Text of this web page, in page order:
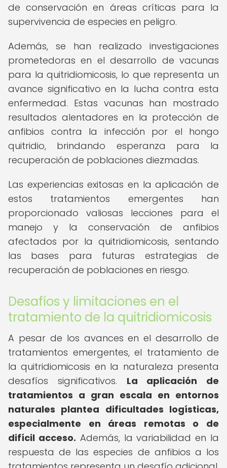
de conservación en áreas críticas para la
supervivencia de especies en peligro.
Además, se han realizado investigaciones
prometedoras en el desarrollo de vacunas
para la quitridiomicosis, lo que representa un
avance significativo en la lucha contra esta
enfermedad. Estas vacunas han mostrado
resultados alentadores en la protección de
anfibios contra la infección por el hongo
quitridio, brindando esperanza para la
recuperación de poblaciones diezmadas.
Las experiencias exitosas en la aplicación de
estos tratamientos emergentes han
proporcionado valiosas lecciones para el
manejo y la conservación de anfibios
afectados por la quitridiomicosis, sentando
las bases para futuras estrategias de
recuperación de poblaciones en riesgo.
Desafíos y limitaciones en el
tratamiento de la quitridiomicosis
A pesar de los avances en el desarrollo de
tratamientos emergentes, el tratamiento de
la quitridiomicosis en la naturaleza presenta
desafíos significativos. La aplicación de
tratamientos a gran escala en entornos
naturales plantea dificultades logísticas,
especialmente en áreas remotas o de
difícil acceso. Además, la variabilidad en la
respuesta de las especies de anfibios a los